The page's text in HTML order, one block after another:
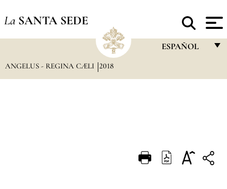
La SANTA SEDE
ESPAÑOL
DEUTSCH
ANGELUS - REGINA CÆLI 2018